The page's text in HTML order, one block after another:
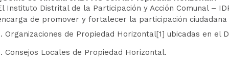
Instituto Distrital de la Participación y Acción Comunal –
de promover y fortalecer la participación
Organizaciones de Propiedad Horizontal[1] ubicadas en el
Consejos Locales de Propiedad Horizontal.